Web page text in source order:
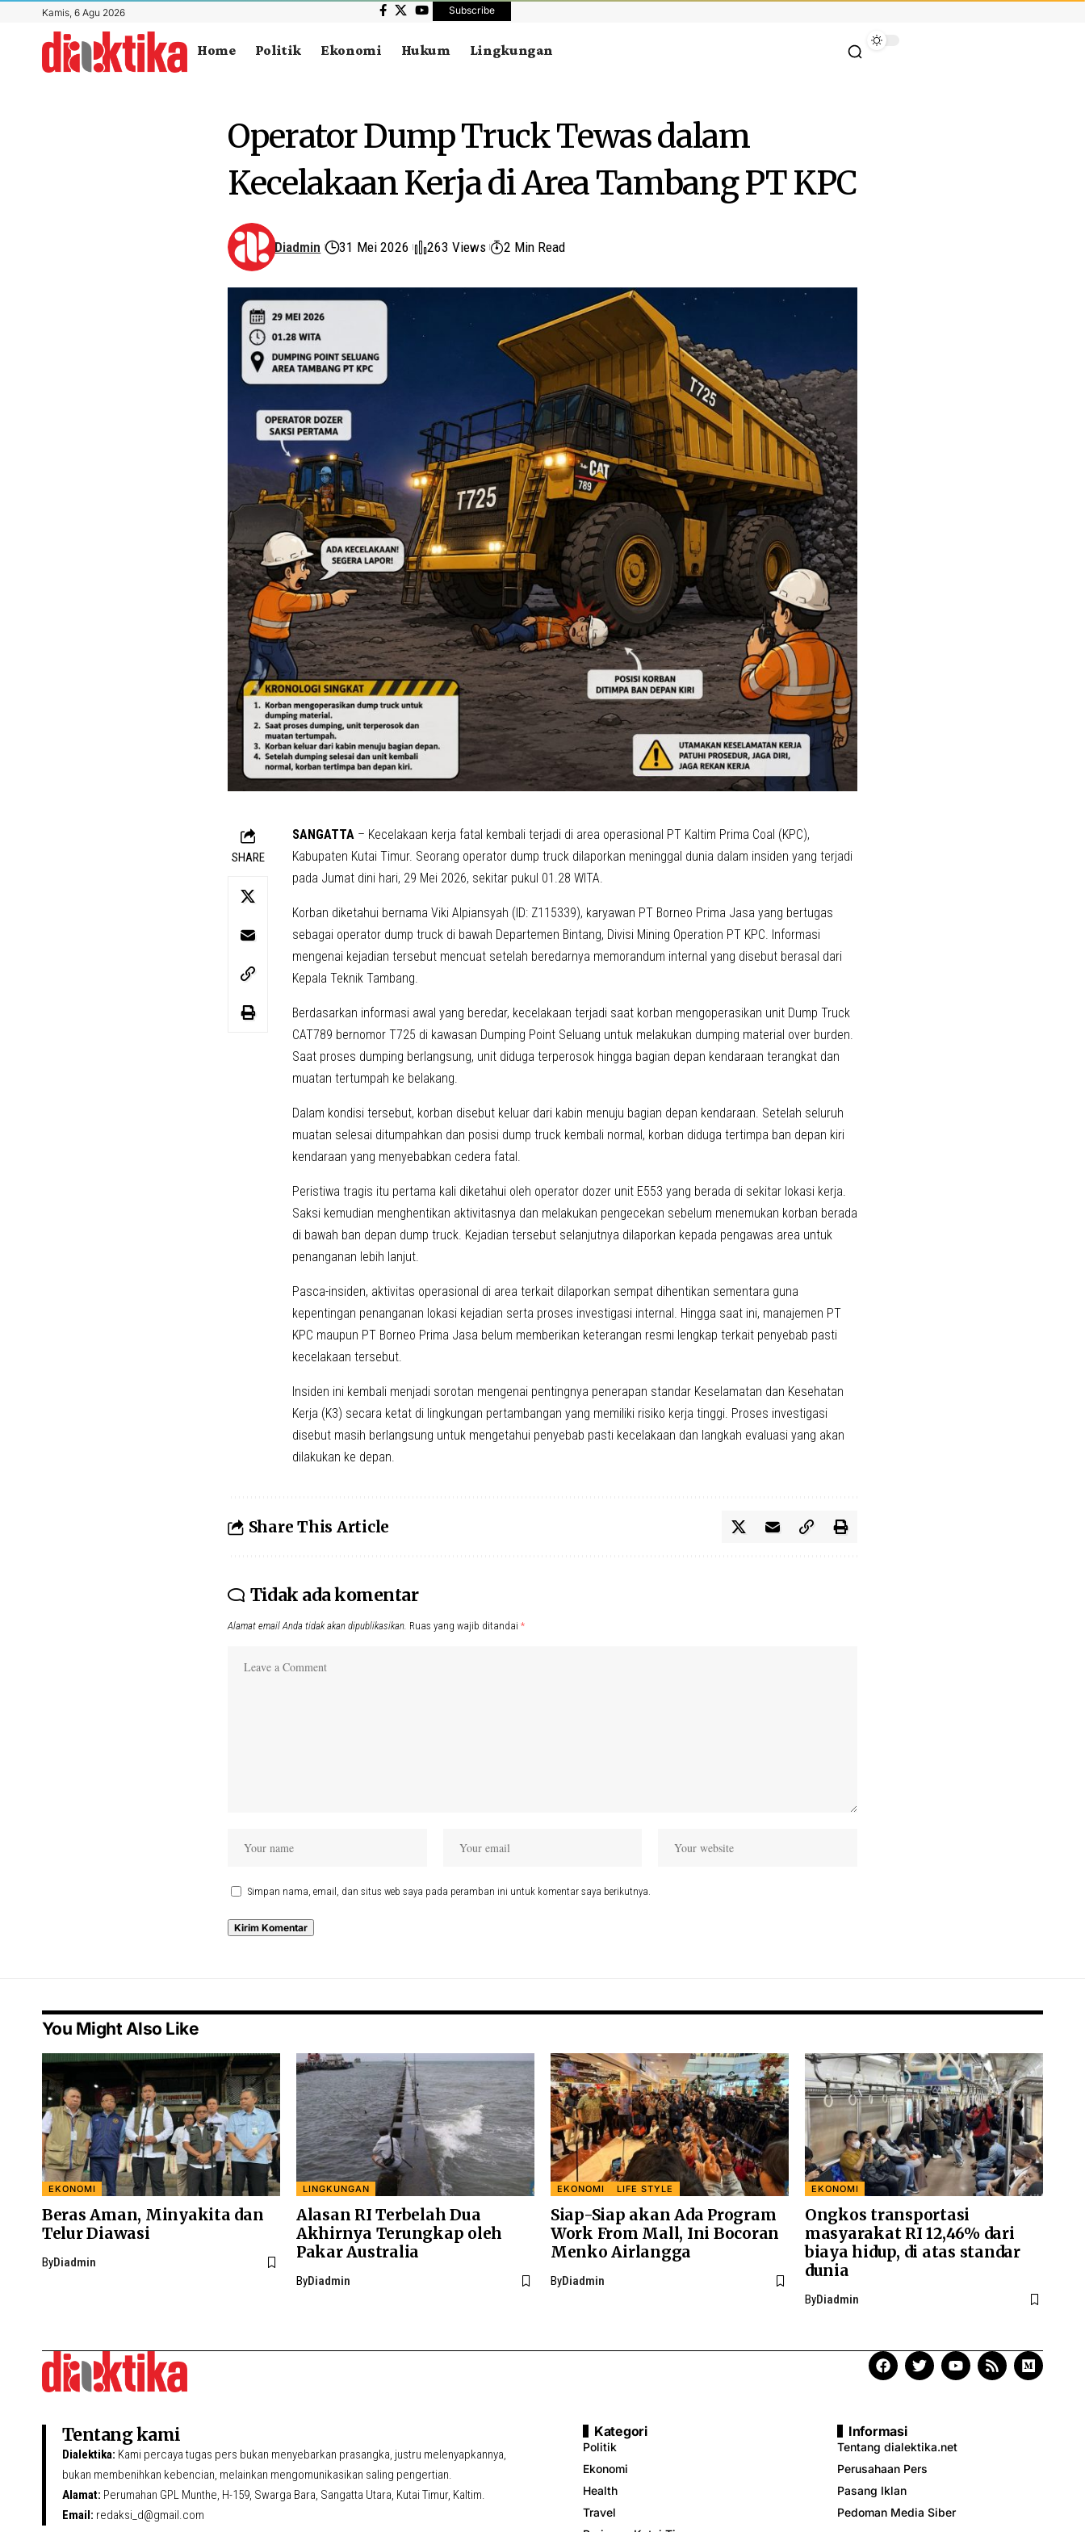
Kamis, 6 Agu 2026 Subscribe
Home Politik Ekonomi Hukum Lingkungan
Operator Dump Truck Tewas dalam
Kecelakaan Kerja di Area Tambang PT KPC
Diadmin 31 Mei 2026 263 Views 2 Min Read
SHARE
SANGATTA – Kecelakaan kerja fatal kembali terjadi di area operasional PT Kaltim Prima Coal (KPC),
Kabupaten Kutai Timur. Seorang operator dump truck dilaporkan meninggal dunia dalam insiden yang terjadi
pada Jumat dini hari, 29 Mei 2026, sekitar pukul 01.28 WITA.
Korban diketahui bernama Viki Alpiansyah (ID: Z115339), karyawan PT Borneo Prima Jasa yang bertugas
sebagai operator dump truck di bawah Departemen Bintang, Divisi Mining Operation PT KPC. Informasi
mengenai kejadian tersebut mencuat setelah beredarnya memorandum internal yang disebut berasal dari
Kepala Teknik Tambang.
Berdasarkan informasi awal yang beredar, kecelakaan terjadi saat korban mengoperasikan unit Dump Truck
CAT789 bernomor T725 di kawasan Dumping Point Seluang untuk melakukan dumping material over burden.
Saat proses dumping berlangsung, unit diduga terperosok hingga bagian depan kendaraan terangkat dan
muatan tertumpah ke belakang.
Dalam kondisi tersebut, korban disebut keluar dari kabin menuju bagian depan kendaraan. Setelah seluruh
muatan selesai ditumpahkan dan posisi dump truck kembali normal, korban diduga tertimpa ban depan kiri
kendaraan yang menyebabkan cedera fatal.
Peristiwa tragis itu pertama kali diketahui oleh operator dozer unit E553 yang berada di sekitar lokasi kerja.
Saksi kemudian menghentikan aktivitasnya dan melakukan pengecekan sebelum menemukan korban berada
di bawah ban depan dump truck. Kejadian tersebut selanjutnya dilaporkan kepada pengawas area untuk
penanganan lebih lanjut.
Pasca-insiden, aktivitas operasional di area terkait dilaporkan sempat dihentikan sementara guna
kepentingan penanganan lokasi kejadian serta proses investigasi internal. Hingga saat ini, manajemen PT
KPC maupun PT Borneo Prima Jasa belum memberikan keterangan resmi lengkap terkait penyebab pasti
kecelakaan tersebut.
Insiden ini kembali menjadi sorotan mengenai pentingnya penerapan standar Keselamatan dan Kesehatan
Kerja (K3) secara ketat di lingkungan pertambangan yang memiliki risiko kerja tinggi. Proses investigasi
disebut masih berlangsung untuk mengetahui penyebab pasti kecelakaan dan langkah evaluasi yang akan
dilakukan ke depan.
Share This Article
Tidak ada komentar
Alamat email Anda tidak akan dipublikasikan. Ruas yang wajib ditandai *
Simpan nama, email, dan situs web saya pada peramban ini untuk komentar saya berikutnya.
You Might Also Like
EKONOMI
Beras Aman, Minyakita dan
Telur Diawasi
ByDiadmin
LINGKUNGAN
Alasan RI Terbelah Dua
Akhirnya Terungkap oleh
Pakar Australia
ByDiadmin
EKONOMI LIFE STYLE
Siap-Siap akan Ada Program
Work From Mall, Ini Bocoran
Menko Airlangga
ByDiadmin
EKONOMI
Ongkos transportasi
masyarakat RI 12,46% dari
biaya hidup, di atas standar
dunia
ByDiadmin
Tentang kami
Dialektika: Kami percaya tugas pers bukan menyebarkan prasangka, justru melenyapkannya,
bukan membenihkan kebencian, melainkan mengomunikasikan saling pengertian.
Alamat: Perumahan GPL Munthe, H-159, Swarga Bara, Sangatta Utara, Kutai Timur, Kaltim.
Email: redaksi_d@gmail.com
Kategori
Politik
Ekonomi
Health
Travel
Informasi
Tentang dialektika.net
Perusahaan Pers
Pasang Iklan
Pedoman Media Siber